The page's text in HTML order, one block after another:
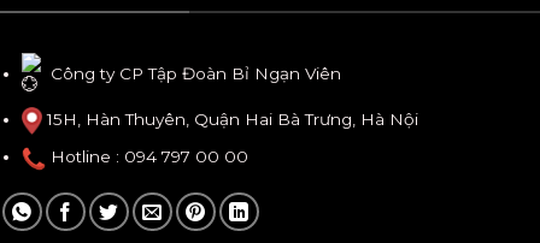
Công ty CP Tập Đoàn Bỉ Ngạn Viên
15H, Hàn Thuyên, Quận Hai Bà Trưng, Hà Nội
Hotline : 094 797 00 00